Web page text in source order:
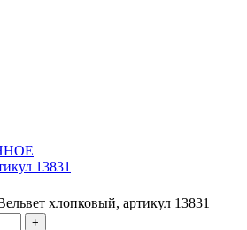
13831
хлопковый, артикул 13831